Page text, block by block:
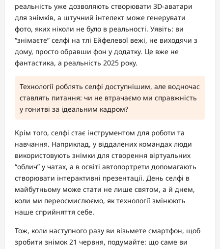
реальність уже дозволяють створювати 3D-аватари
для знімків, а штучний інтелект може генерувати
фото, яких ніколи не було в реальності. Уявіть: ви
“знімаєте” селфі на тлі Ейфелевої вежі, не виходячи з
дому, просто обравши фон у додатку. Це вже не
фантастика, а реальність 2025 року.
Технології роблять селфі доступнішим, але водночас
ставлять питання: чи не втрачаємо ми справжність
у гонитві за ідеальним кадром?
Крім того, селфі стає інструментом для роботи та
навчання. Наприклад, у віддалених командах люди
використовують знімки для створення віртуальних
“облич” у чатах, а в освіті автопортрети допомагають
створювати інтерактивні презентації. День селфі в
майбутньому може стати не лише святом, а й днем,
коли ми переосмислюємо, як технології змінюють
наше сприйняття себе.
Тож, коли наступного разу ви візьмете смартфон, щоб
зробити знімок 21 червня, подумайте: що саме ви